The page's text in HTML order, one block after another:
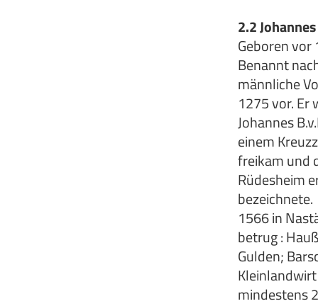
2.2
Geboren
Benannt
männliche
1275 vor. Er
Johannes
einem
freikam und
Rüdesheim
bezeichnete.
1566 in
betrug :
Gulden;
mindestens